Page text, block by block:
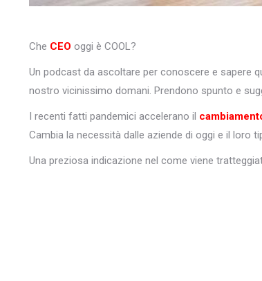
Che CEO oggi è COOL?
Un podcast da ascoltare per conoscere e sapere
nostro vicinissimo domani. Prendono spunto e
I recenti fatti pandemici accelerano il
Cambia la necessità dalle aziende di oggi e il loro
Una preziosa indicazione nel come viene